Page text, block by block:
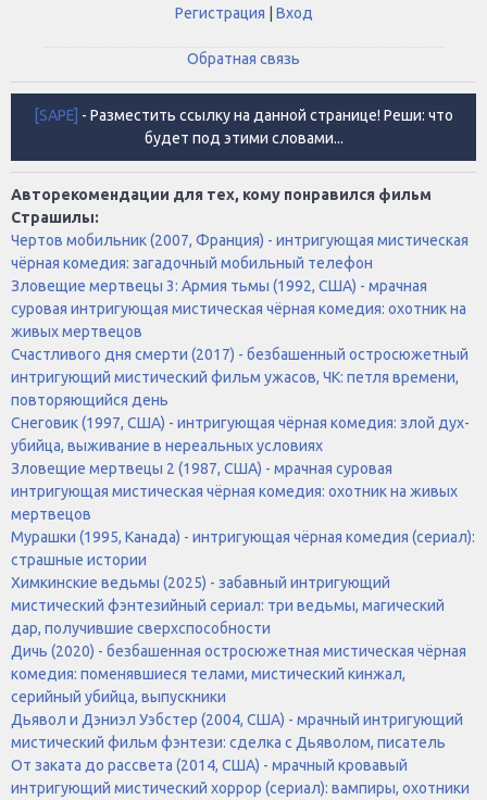
Регистрация
Вход
Обратная связь
[SAPE] - Разместить ссылку на данной странице! Реши: что
будет под этими словами...
Авторекомендации для тех, кому понравился фильм
Страшилы:
Чертов мобильник (2007, Франция) - интригующая мистическая
чёрная комедия: загадочный мобильный телефон
Зловещие мертвецы 3: Армия тьмы (1992, США) - мрачная
суровая интригующая мистическая чёрная комедия: охотник на
живых мертвецов
Счастливого дня смерти (2017) - безбашенный остросюжетный
интригующий мистический фильм ужасов, ЧК: петля времени,
повторяющийся день
Снеговик (1997, США) - интригующая чёрная комедия: злой дух-
убийца, выживание в нереальных условиях
Зловещие мертвецы 2 (1987, США) - мрачная суровая
интригующая мистическая чёрная комедия: охотник на живых
мертвецов
Мурашки (1995, Канада) - интригующая чёрная комедия (сериал):
страшные истории
Химкинские ведьмы (2025) - забавный интригующий
мистический фэнтезийный сериал: три ведьмы, магический
дар, получившие сверхспособности
Дичь (2020) - безбашенная остросюжетная мистическая чёрная
комедия: поменявшиеся телами, мистический кинжал,
серийный убийца, выпускники
Дьявол и Дэниэл Уэбстер (2004, США) - мрачный интригующий
мистический фильм фэнтези: сделка с Дьяволом, писатель
От заката до рассвета (2014, США) - мрачный кровавый
интригующий мистический хоррор (сериал): вампиры, охотники